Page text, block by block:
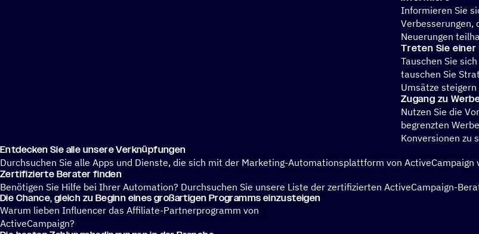
Informieren Sie
Verbesserungen,
Neuerungen
Treten Sie
Tauschen Sie
tauschen Sie
Umsätze steigern
Zugang zu
Nutzen Sie die
begrenzten
Konversionen zu
Entde­cken Sie alle unsere Verknüpfungen
Durchsuchen Sie alle Apps und Dienste, die sich mit der Marketing-Automationsplattform von ActiveCampaign
Zerti­fi­zierte Berater finden
Benötigen Sie Hilfe bei Ihrer Automation? Durchsuchen Sie unsere Liste der zertifizierten ActiveCampaign-
Die Chance, gleich zu Beginn eines groß­ar­ti­gen Programms einzusteigen
Warum lieben Influencer das Affiliate-Partnerprogramm von
ActiveCampaign?